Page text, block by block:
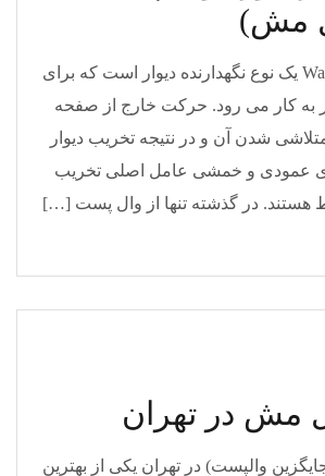
مش)
وال پست یا WallPost یک نوع نگهدارنده دیوار است که برای
به کار می رود. حرکت خارج از صفحه
شدن آن و در نتیجه تخریب دیوار
عمودی و خمشی عامل اصلی تخریب
هستند. در گذشته تنها از وال پست […]
مش در تهران
والپست) در تهران یکی از بهترین